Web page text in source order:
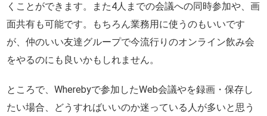
くことができます。また4人までの会議への同時参加や、画
面共有も可能です。もちろん業務用に使うのもいいです
が、仲のいい友達グループで今流行りのオンライン飲み会
をやるのにも良いかもしれません。
ところで、Wherebyで参加したWeb会議やを録画・保存し
たい場合、どうすればいいのか迷っている人が多いと思う